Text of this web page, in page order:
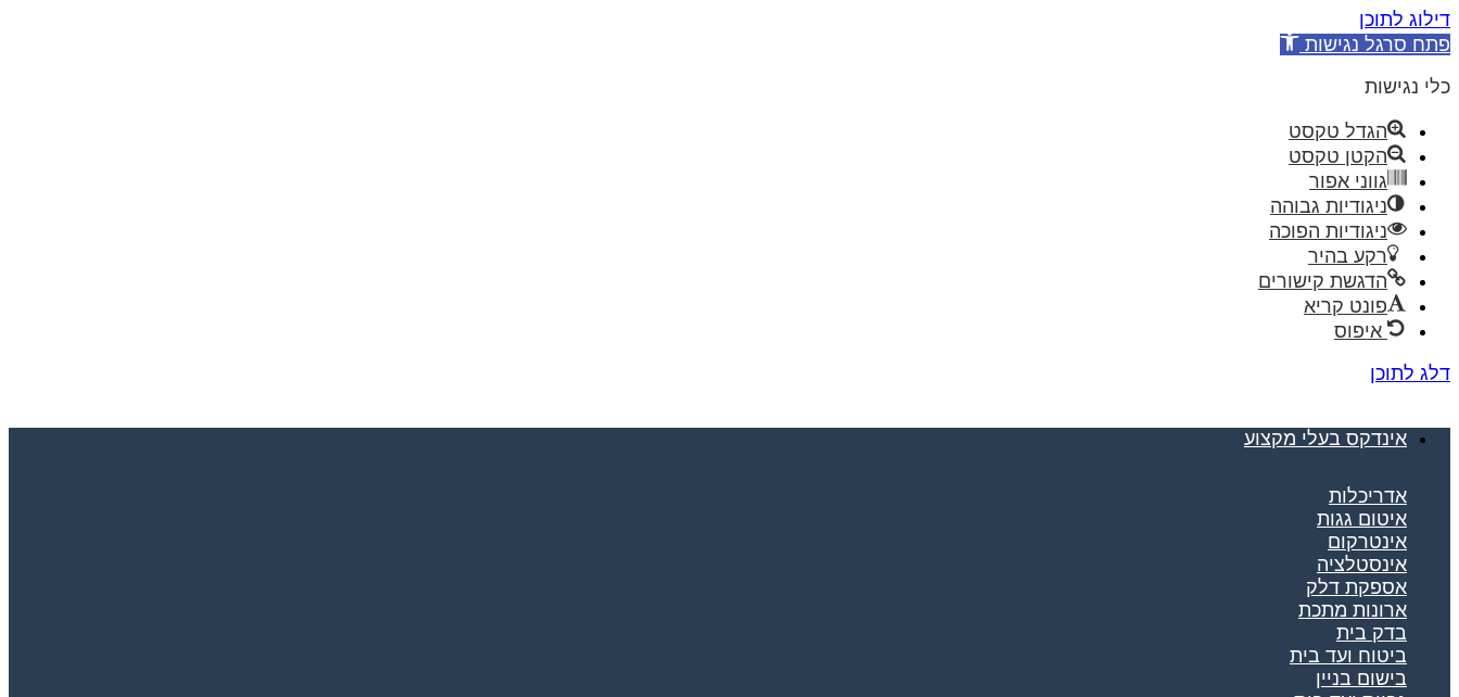
דילוג לתוכן
פתח סרגל נגישות
כלי נגישות
הגדל טקסט
הקטן טקסט
גווני אפור
ניגודיות גבוהה
ניגודיות הפוכה
רקע בהיר
הדגשת קישורים
פונט קריא
איפוס
דלג לתוכן
אינדקס בעלי מקצוע
אדריכלות
איטום גגות
אינטרקום
אינסטלציה
אספקת דלק
ארונות מתכת
בדק בית
ביטוח ועד בית
בישום בניין